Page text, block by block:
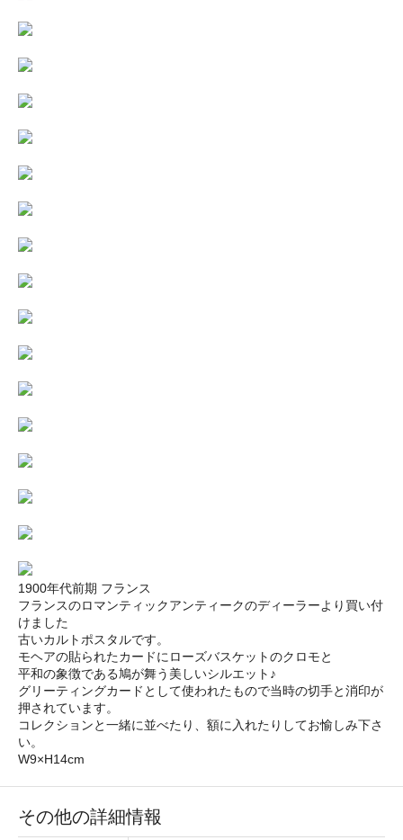
1900年代前期 フランス
フランスのロマンティックアンティークのディーラーより買い付
けました
古いカルトポスタルです。
モヘアの貼られたカードにローズバスケットのクロモと
平和の象徴である鳩が舞う美しいシルエット♪
グリーティングカードとして使われたもので当時の切手と消印が
押されています。
コレクションと一緒に並べたり、額に入れたりしてお愉しみ下さ
い。
W9×H14cm
その他の詳細情報